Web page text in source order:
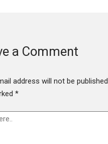
a Comment
address will not be published.
*